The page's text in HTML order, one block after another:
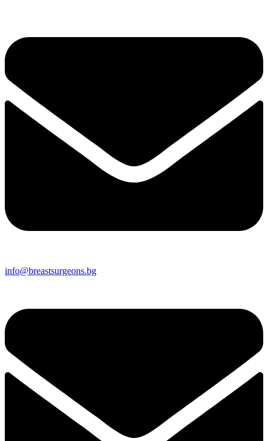
info@breastsurgeons.bg